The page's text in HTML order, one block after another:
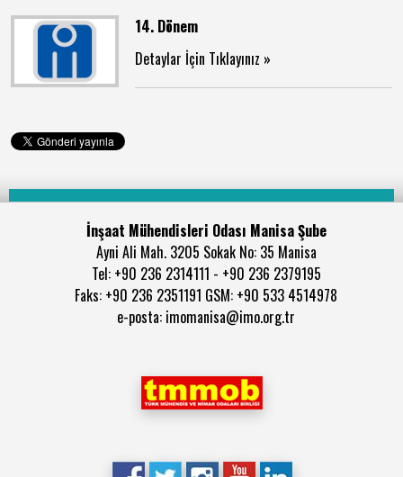
14. Dönem
Detaylar İçin Tıklayınız »
İnşaat Mühendisleri Odası Manisa Şube
Ayni Ali Mah. 3205 Sokak No: 35 Manisa
Tel: +90 236 2314111 - +90 236 2379195
Faks: +90 236 2351191 GSM: +90 533 4514978
e-posta: imomanisa@imo.org.tr